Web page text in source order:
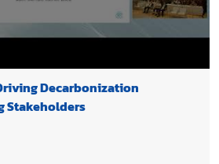
Decarbonization
Stakeholders